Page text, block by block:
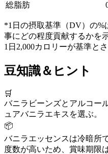
総脂肪
*1日の摂取基準（DV）の%
事にどの程度貢献するかを
1日2,000カロリーが基準と
豆知識＆ヒント
🛒
バニラビーンズとアルコー
ュアバニラエキスを選ぶ。
📦
バニラエッセンスは冷暗所
度数が高いため、賞味期限